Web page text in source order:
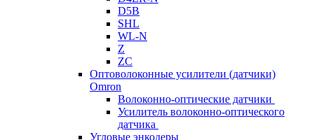
D5B
SHL
WL-N
Z
ZC
Оптоволоконные усилители (датчики)
Omron
Волоконно-оптические датчики
Усилитель волоконно-оптического
датчика
Угловые энкодеры